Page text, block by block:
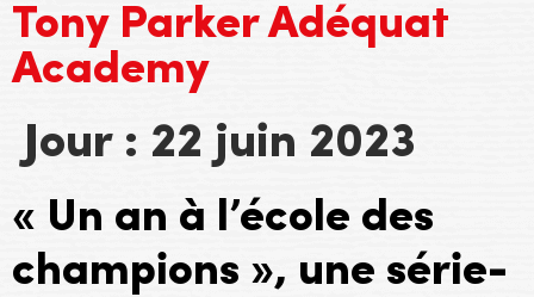
Tony Parker Adéquat
Academy
Jour : 22 juin 2023
« Un an à l’école des
champions », une série-